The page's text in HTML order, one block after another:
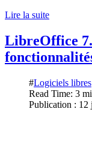
Lire la suite
LibreOffice
#Logiciels libres
Read Time: 3
Publication : 12